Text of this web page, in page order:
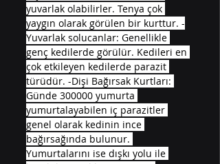
yuvarlak olabilirler. Tenya çok
yaygın olarak görülen bir kurttur. -
Yuvarlak solucanlar: Genellikle
genç kedilerde görülür. Kedileri en
çok etkileyen kedilerde parazit
türüdür. -Dişi Bağırsak Kurtları:
Günde 300000 yumurta
yumurtalayabilen iç parazitler
genel olarak kedinin ince
bağırsağında bulunur.
Yumurtalarını ise dışkı yolu ile